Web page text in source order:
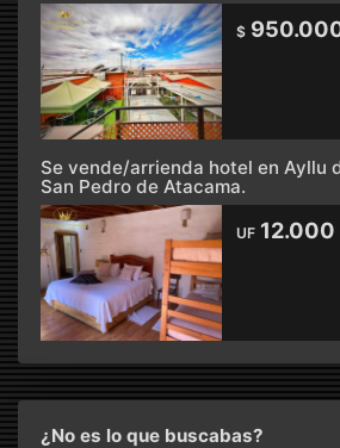
$
Se vende/arrienda hotel en Ayllu
San Pedro de Atacama.
UF 12.000
¿No es lo que buscabas?